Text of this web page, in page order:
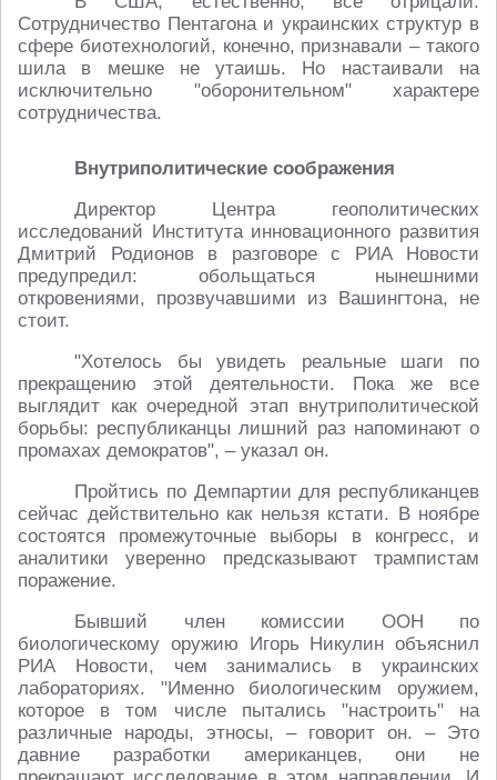
Сотрудничество Пентагона и украинских структур в
сфере биотехнологий, конечно, признавали – такого
шила в мешке не утаишь. Но настаивали на
исключительно "оборонительном" характере
сотрудничества.
Внутриполитические соображения
Директор Центра геополитических
исследований Института инновационного развития
Дмитрий Родионов в разговоре с РИА Новости
предупредил: обольщаться нынешними
откровениями, прозвучавшими из Вашингтона, не
стоит.
"Хотелось бы увидеть реальные шаги по
прекращению этой деятельности. Пока же все
выглядит как очередной этап внутриполитической
борьбы: республиканцы лишний раз напоминают о
промахах демократов", – указал он.
Пройтись по Демпартии для республиканцев
сейчас действительно как нельзя кстати. В ноябре
состоятся промежуточные выборы в конгресс, и
аналитики уверенно предсказывают трампистам
поражение.
Бывший член комиссии ООН по
биологическому оружию Игорь Никулин объяснил
РИА Новости, чем занимались в украинских
лабораториях. "Именно биологическим оружием,
которое в том числе пытались "настроить" на
различные народы, этносы, – говорит он. – Это
давние разработки американцев, они не